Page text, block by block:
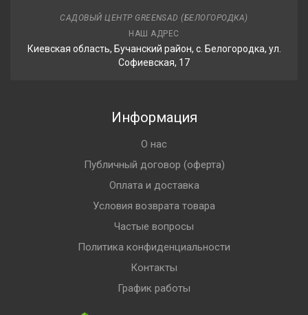
САДОВЫЙ ЦЕНТР GREENSAD (БЕЛОГОРОДКА)
НАШ АДРЕС
Киевская область, Бучанский район, с. Белогородка, ул.
Софиевская, 17
Информация
О нас
Публичный договор (оферта)
Оплата и доставка
Условия возврата товара
Частые вопросы
Политика конфиденциальности
Контакты
График работы